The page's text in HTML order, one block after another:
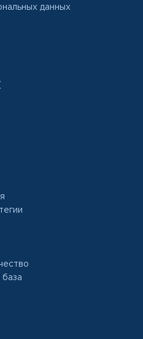
данных
база